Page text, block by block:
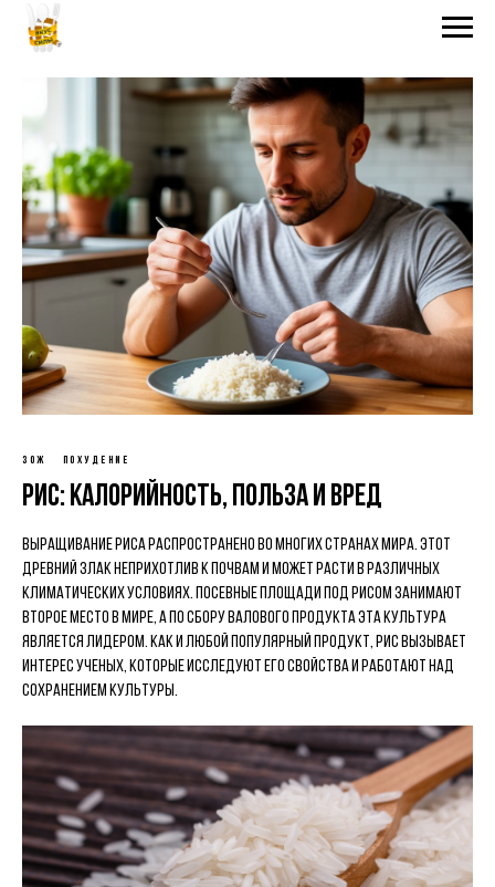
ЗОЖ ПОХУДЕНИЕ
Рис: калорийность, польза и вред
Выращивание риса распространено во многих странах мира. Этот
древний злак неприхотлив к почвам и может расти в различных
климатических условиях. Посевные площади под рисом занимают
второе место в мире, а по сбору валового продукта эта культура
является лидером. Как и любой популярный продукт, рис вызывает
интерес ученых, которые исследуют его свойства и работают над
сохранением культуры.